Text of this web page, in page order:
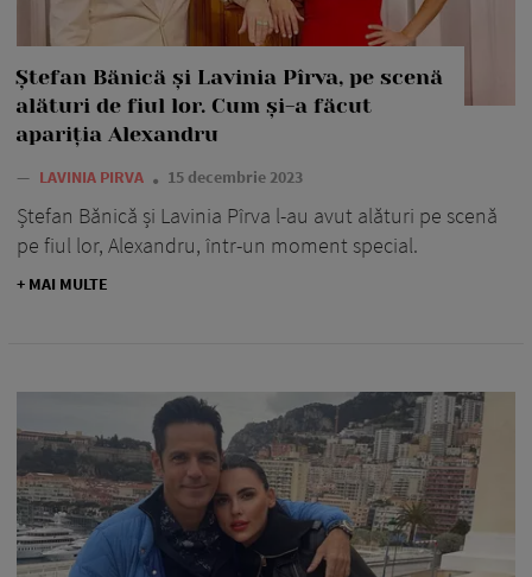
Ștefan Bănică și Lavinia Pîrva, pe scenă
alături de fiul lor. Cum și-a făcut
apariția Alexandru
— LAVINIA PIRVA 15 decembrie 2023
Ștefan Bănică și Lavinia Pîrva l-au avut alături pe scenă
pe fiul lor, Alexandru, într-un moment special.
+ MAI MULTE